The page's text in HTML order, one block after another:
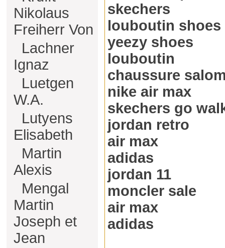
Nikolaus
Freiherr Von
Lachner
Ignaz
Luetgen
W.A.
Lutyens
Elisabeth
Martin
Alexis
Mengal
Martin
Joseph et
Jean
skechers
louboutin shoes
yeezy shoes
louboutin
chaussure
nike air max
skechers go
jordan retro
air max
adidas
jordan 11
moncler sale
air max
adidas